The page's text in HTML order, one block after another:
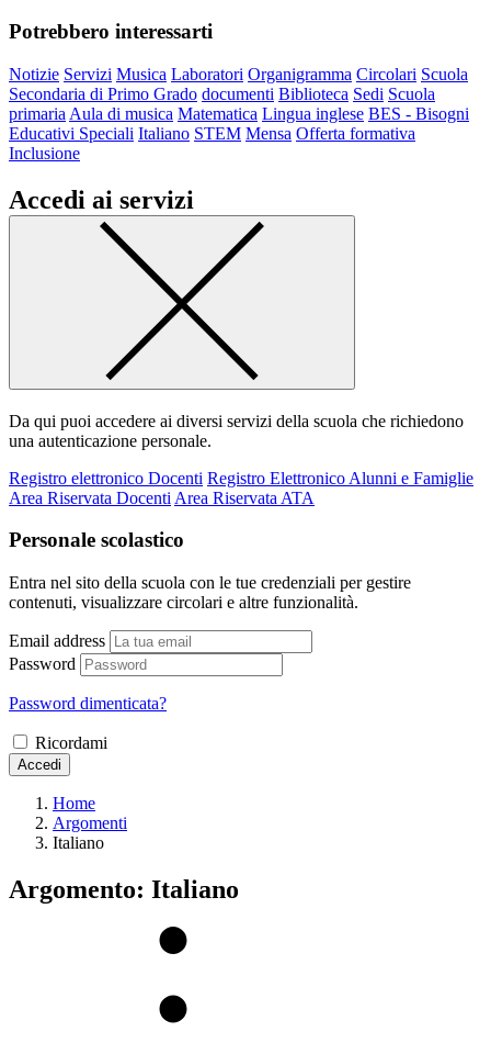
Potrebbero interessarti
Notizie Servizi Musica Laboratori Organigramma Circolari Scuola
Secondaria di Primo Grado documenti Biblioteca Sedi Scuola
primaria Aula di musica Matematica Lingua inglese BES - Bisogni
Educativi Speciali Italiano STEM Mensa Offerta formativa
Inclusione
Accedi ai servizi
Da qui puoi accedere ai diversi servizi della scuola che richiedono
una autenticazione personale.
Registro elettronico Docenti Registro Elettronico Alunni e Famiglie
Area Riservata Docenti Area Riservata ATA
Personale scolastico
Entra nel sito della scuola con le tue credenziali per gestire
contenuti, visualizzare circolari e altre funzionalità.
Email address
Password
Password dimenticata?
Ricordami
Accedi
Home
Argomenti
Italiano
Argomento: Italiano